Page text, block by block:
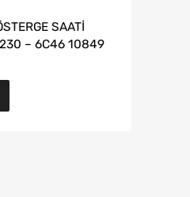
SAATİ
– 6C46 10849